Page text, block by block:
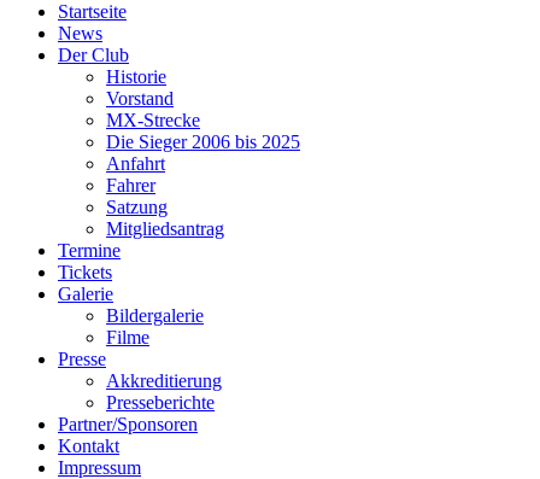
Startseite
News
Der Club
Historie
Vorstand
MX-Strecke
Die Sieger 2006 bis 2025
Anfahrt
Fahrer
Satzung
Mitgliedsantrag
Termine
Tickets
Galerie
Bildergalerie
Filme
Presse
Akkreditierung
Presseberichte
Partner/Sponsoren
Kontakt
Impressum